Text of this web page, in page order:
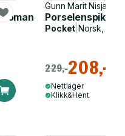
roman
Gunn Marit Nisja
Porselenspiken
Pocket |Norsk,
229,-208,-
Nettlager
Klikk&Hent